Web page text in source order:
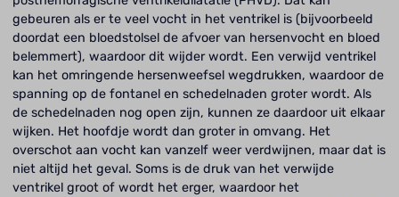
gebeuren als er te veel vocht in het ventrikel is (bijvoorbeeld
doordat een bloedstolsel de afvoer van hersenvocht en bloed
belemmert), waardoor dit wijder wordt. Een verwijd ventrikel
kan het omringende hersenweefsel wegdrukken, waardoor de
spanning op de fontanel en schedelnaden groter wordt. Als
de schedelnaden nog open zijn, kunnen ze daardoor uit elkaar
wijken. Het hoofdje wordt dan groter in omvang. Het
overschot aan vocht kan vanzelf weer verdwijnen, maar dat is
niet altijd het geval. Soms is de druk van het verwijde
ventrikel groot of wordt het erger, waardoor het